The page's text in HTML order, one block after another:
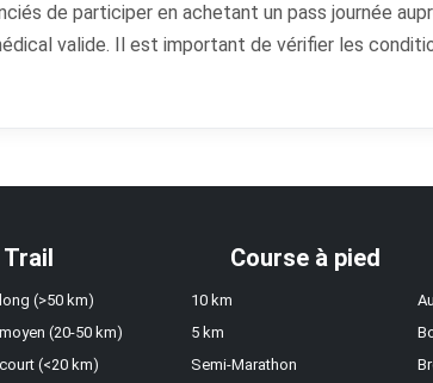
de participer en achetant un pass journée
valide. Il est important de vérifier les
Trail
(>50 km)
(20-50 km)
(<20 km)
Course à pied
10 km
5 km
Semi-Marathon